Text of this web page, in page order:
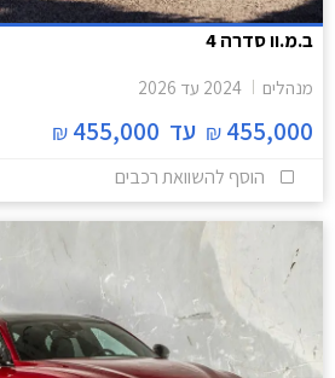
ב.מ.וו סדרה 4
מנהלים 2024 עד 2026
455,000
₪ עד 455,000
₪
הוסף להשוואת רכבים